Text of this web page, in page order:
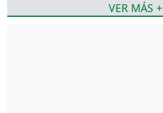
VER MÁS +